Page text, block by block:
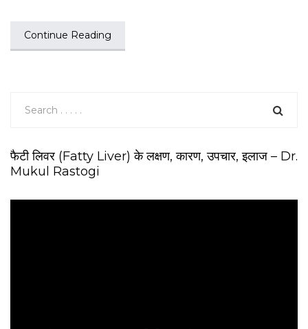
Continue Reading
फैटी लिवर (Fatty Liver) के लक्षण, कारण, उपचार, इलाज – Dr.
Mukul Rastogi